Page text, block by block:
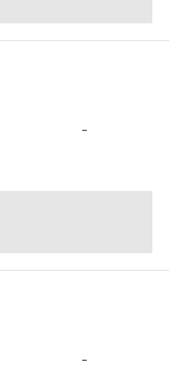
-
-